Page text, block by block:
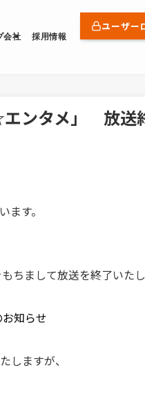
会社 採用情報
ユーザー
ンタメ」 放送
す。
ちまして放送を終了いた
知らせ
しますが、